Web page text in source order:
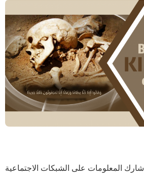
شارك المعلومات على الشبكات الاجتماعية